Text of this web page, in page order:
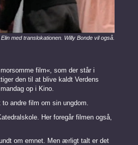
med translokationen. Willy Bonde vil også.
film«, som der står i
den til at blive kaldt Verdens
op i Kino.
andre film om sin ungdom.
Her foregår filmen også,
om emnet. Men ærligt talt er det